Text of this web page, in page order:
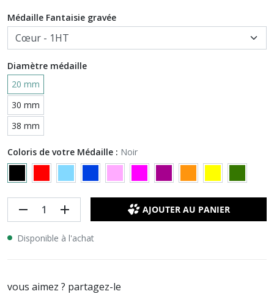
Médaille Fantaisie gravée
Diamètre médaille
20 mm
30 mm
38 mm
Coloris de votre Médaille : Noir
remove add AJOUTER AU PANIER
Disponible à l'achat
vous aimez ? partagez-le